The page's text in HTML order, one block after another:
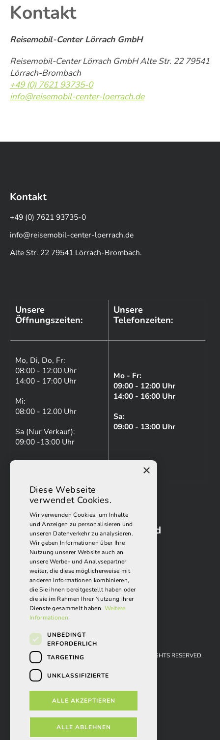
Kontakt
Reisemobil-Center Lörrach GmbH
Reisemobil-Center Lörrach GmbH Alte Str. 22 79541
Lörrach-Brombach
+49 (0) 7621 93735-0
info@reisemobil-center-loerrach.de
Kontakt
+49 (0) 7621 93735-0
info@reisemobil-center-loerrach.de
Alte Str. 22 79541 Lörrach-Brombach.
Unsere
Öffnungszeiten:
Unsere
Telefonzeiten:
Mo, Di, Do, Fr:
08:00 - 12:00 Uhr
14:00 - 17:00 Uhr
Mi:
08:00 - 12.00 Uhr
Sa (Nur Verkauf):
09:00 -13:00 Uhr
Mo - Fr:
09:00 - 12:00 Uhr
14:00 - 16:00 Uhr
Sa:
09:00 - 13:00 Uhr
Folgen Sie uns auf Facebook und
Instagram:
REISEMOBIL-CENTER LÖRRACH GMBH 2026. ALL RIGHTS RESERVED.
IMPRESSUM
POWERED BY EMPORI CMS
×
Diese Webseite
verwendet Cookies.
Wir verwenden Cookies, um Inhalte
und Anzeigen zu personalisieren und
unseren Datenverkehr zu analysieren.
Wir geben Informationen über Ihre
Nutzung unserer Website auch an
unsere Werbe- und Analysepartner
weiter, die diese möglicherweise mit
anderen Informationen kombinieren,
die Sie ihnen bereitgestellt haben oder
die sie im Rahmen Ihrer Nutzung ihrer
Dienste gesammelt haben. Weitere
Informationen
UNBEDINGT
ERFORDERLICH
TARGETING
UNKLASSIFIZIERTE
ALLE AKZEPTIEREN
ALLE ABLEHNEN